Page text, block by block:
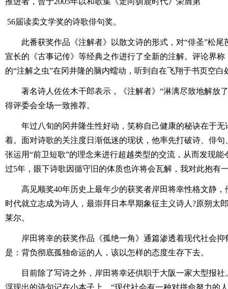
56届读卖文学奖的诗歌俳句奖。
此番获奖作品《注解者》以散文诗的形式，对“俳圣”松
宣长的《古事记传》等经典之作进行了全新的注解。评论界
的“注解之虫”在冈井隆的脑内蠕动，听到自在飞翔于书页空白
著名诗人佐佐木干郎表示，《注解者》“淋漓尽致地解放
得评委会全场一致推荐。
年过八旬的冈井隆生性好动，笑称自己健康的秘诀在于
着。面对诗歌的关注度日渐低迷的现状，他率先打破诗、俳
张运用“前卫短歌”的理念来进行超越类型的交流，从而发现能
过5年，眼下诗歌因循守旧的体质也许将会瓦解，我对此抱有
高见顺奖40年历史上最年少的获奖者岸田将幸性格文静
时代就立志成为诗人，最崇拜日本早期象征主义诗人?原朔太
莱尔。
岸田将幸的获奖作品《孤绝一角》通篇渗透着现代社会
是：背负彻底孤独命运的人，该以怎样的态度生存下去。
目前除了写诗之外，岸田将幸还供职于大阪一家大型报
浮现出的诗句记在小本子上。“现代社会有一种对拼命努力的